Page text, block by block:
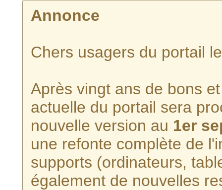
Annonce
Chers usagers du portail
Après vingt ans de bons
actuelle du portail sera
nouvelle version au 1er
une refonte complète de
supports (ordinateurs,
également de nouvelles